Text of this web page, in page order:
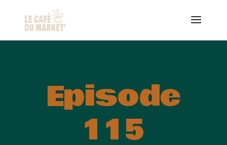
Episode
115